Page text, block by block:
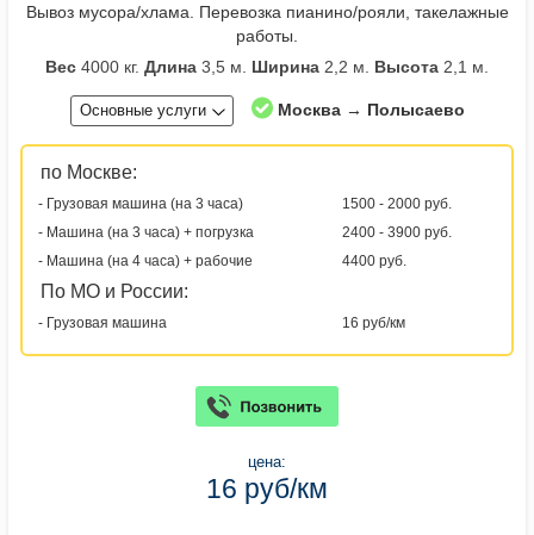
Вывоз мусора/хлама. Перевозка пианино/рояли, такелажные
работы.
Вес 4000 кг. Длина 3,5 м. Ширина 2,2 м. Высота 2,1 м.
Основные услуги Москва → Полысаево
по Москве:
- Грузовая машина (на 3 часа)
1500 - 2000 руб.
- Машина (на 3 часа) + погрузка
2400 - 3900 руб.
- Машина (на 4 часа) + рабочие
4400 руб.
По МО и России:
- Грузовая машина 16 руб/км
цена:
16 руб/км